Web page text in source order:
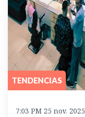
TENDENCIAS
7:03 PM 25 nov. 2025